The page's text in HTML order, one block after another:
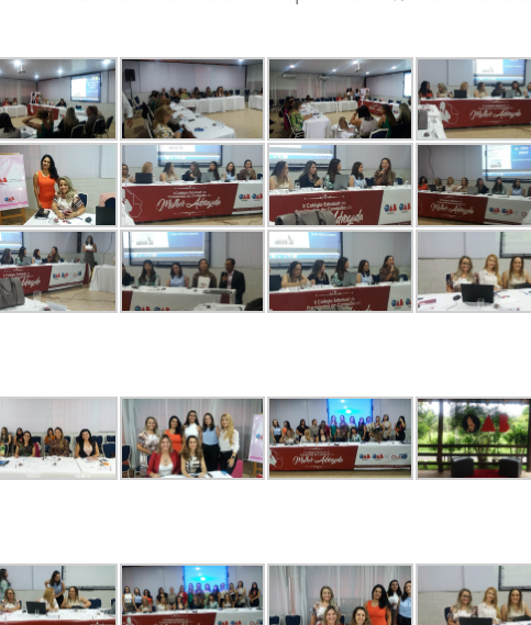
Solicitação de Certificado de
Manual da Jovem Advocacia
Manual do estágio
INSS Digital
Guichê Previdenciário – Virtual
Informes do Judiciário
Parlatório Virtual
Requerimento de Acionamento
das Prerrogativas
Notas de Pesar
Clipping OAB
Informes do Judiciário